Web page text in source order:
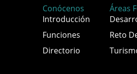
Conócenos
Introducción
Funciones
Directorio
Áreas
Reto